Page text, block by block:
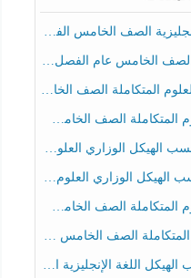
الفصل الدراسي الثالث 2025-2026
الصف الخامس عام الفصل الثالث
الخامس انسبير الفصل الثالث
الصف الخامس عام الفصل الثالث
الخامس انسبير الفصل الثالث